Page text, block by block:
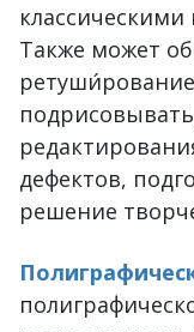
Также может
дефектов,
решение